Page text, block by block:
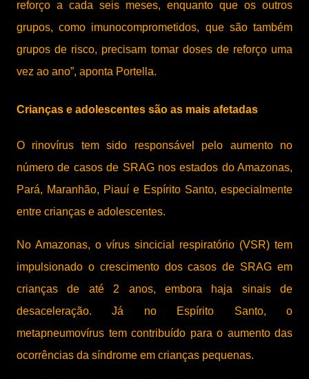
reforço a cada seis meses, enquanto que os outros
grupos, como imunocomprometidos, que são também
grupos de risco, precisam tomar doses de reforço uma
vez ao ano”, aponta Portella.
Crianças e adolescentes são as mais afetadas
O rinovírus tem sido responsável pelo aumento no
número de casos de SRAG nos estados do Amazonas,
Pará, Maranhão, Piauí e Espírito Santo, especialmente
entre crianças e adolescentes.
No Amazonas, o vírus sincicial respiratório (VSR) tem
impulsionado o crescimento dos casos de SRAG em
crianças de até 2 anos, embora haja sinais de
desaceleração. Já no Espírito Santo, o
metapneumovírus tem contribuído para o aumento das
ocorrências da síndrome em crianças pequenas.